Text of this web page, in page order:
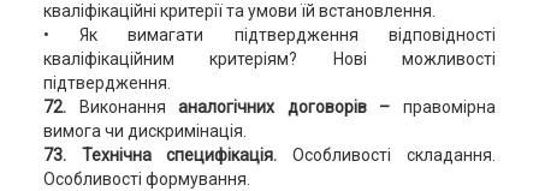
кваліфікаційні критерії та умови їй встановлення.
• Як вимагати підтвердження відповідності
кваліфікаційним критеріям? Нові можливості
підтвердження.
72.Виконанняаналогічних договорів –правомірна
вимога чи дискримінація.
73.
Технічна специфікація.Особливості складання.
Особливості формування.